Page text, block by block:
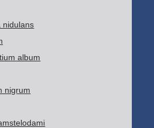
nidulans
album
nigrum